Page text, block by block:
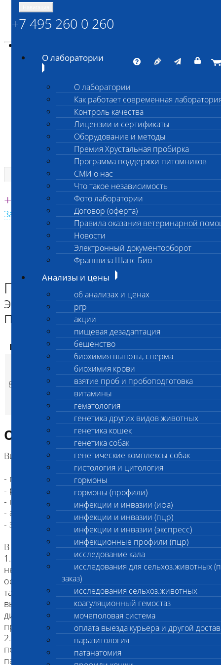
ШАНС БИО
Независимая ветеринарная лаборатория
Единая круглосуточная справочная
+7 495 260 0 260
Заказать звонок с сайта
+7 495 260 0 260
О лаборатории
О лаборатории
Как работает современная
Контроль качества
Лицензии и сертификаты
Оборудование и методы
Премия Хрустальная пробирка
Программа поддержки питомников
СМИ о нас
Что такое независимость
Фото лаборатории
Договор (оферта)
Правила оказания ветеринарной
Новости
Электронный документооборот
Франшиза Шанс Био
Анализы и цены
об анализах и ценах
prp
акции
пищевая дезадаптация
бешенство
биохимия выпоты, сперма
биохимия крови
взятие проб и пробоподготовка
витамины
гематология
генетика других видов животных
генетика кошек
генетика собак
генетические комплексы собак
гистология и цитология
гормоны
гормоны (профили)
инфекции и инвазии (ифа)
инфекции и инвазии (пцр)
инфекции и инвазии (экспресс)
инфекционные профили (пцр)
исследование кала
исследования для сельхоз.животных
заказ)
исследования сельхоз.животных
коагуляционный гемостаз
мочеполовая система
оплата выезда курьера и другой
паразитология
патанатомия
Главная страница
Анализы и цены
ПАТАНАТОМИЯ
Патанатомическое вскрытие экзотических животных и птиц
Патанатомическое вскрытие
экзотических животных и
птиц (50-70 кг с утил.)
Код Наименование услуг Цена, руб.
8222
Патанатомическое
вскрытие
экзотических
животных и птиц (50-
70 кг с утил.)
30 000p (Время
Описание исследования
Виды животных, принимаемых на вскрытие:
- грызуны
- рептилии
- птицы
- амфибии
- зоопарковые животные
В данное исследование входит:
1. Заключение по результатам вскрытия о
непосредственной причине смерти с указанием
основного заболевания и его осложнений, а
также сопутствующих заболеваний (при наличии
выписного эпикриза или прижизненных
диагнозов, предоставленных лечащим врачом
при оформлении Заказа).
2. Исследование 1-ой инфекции методом ПЦР
по результатам вскрытия (по решению
патоморфолога при подозрении на